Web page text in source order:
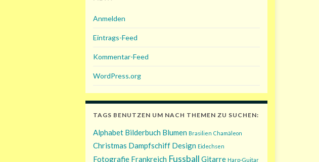
Anmelden
Eintrags-Feed
Kommentar-Feed
WordPress.org
TAGS BENUTZEN UM NACH THEMEN ZU SUCHEN:
Alphabet Bilderbuch Blumen Brasilien Chamäleon
Christmas Dampfschiff Design Eidechsen
Fotografie Frankreich Fussball Gitarre Harp-Guitar